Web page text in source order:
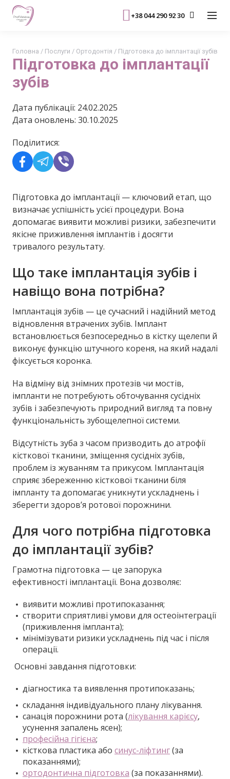
+38 044 290 92 30
Підготовка до імплантації
зубів
Головна / Послуги / Ортодонтія / Підготовка до імплантації зубів
Дата публікації: 24.02.2025
Дата оновлень: 30.10.2025
Поділитися:
Підготовка до імплантації — ключовий етап, що
визначає успішність усієї процедури. Вона
допомагає виявити можливі ризики, забезпечити
якісне приживлення імплантів і досягти
тривалого результату.
Що таке імплантація зубів і
навіщо вона потрібна?
Імплантація зубів — це сучасний і надійний метод
відновлення втрачених зубів. Імплант
встановлюється безпосередньо в кістку щелепи й
виконує функцію штучного кореня, на який надалі
фіксується коронка.
На відміну від знімних протезів чи мостів,
імпланти не потребують обточування сусідніх
зубів і забезпечують природний вигляд та повну
функціональність зубощелепної системи.
Відсутність зуба з часом призводить до атрофії
кісткової тканини, зміщення сусідніх зубів,
проблем із жуванням та прикусом. Імплантація
сприяє збереженню кісткової тканини біля
імпланту та допомагає уникнути ускладнень і
зберегти здоров’я ротової порожнини.
Для чого потрібна підготовка
до імплантації зубів?
Грамотна підготовка — це запорука
ефективності імплантації. Вона дозволяє:
виявити можливі протипоказання;
створити сприятливі умови для остеоінтеграції
(приживлення імпланта);
мінімізувати ризики ускладнень під час і після
операції.
Основні завдання підготовки:
діагностика та виявлення протипоказань;
складання індивідуального плану лікування.
санація порожнини рота (лікування карієсу,
усунення запалень ясен);
професійна гігієна;
кісткова пластика або синус-ліфтинг(за
показаннями);
ортодонтична підготовка (за показаннями).